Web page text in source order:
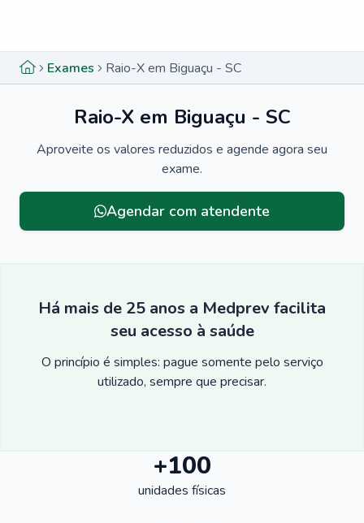
Exames Raio-X em Biguaçu - SC
Raio-X em Biguaçu - SC
Aproveite os valores reduzidos e agende agora seu
exame.
Agendar com atendente
Há mais de 25 anos a Medprev facilita
seu acesso à saúde
O princípio é simples: pague somente pelo serviço
utilizado, sempre que precisar.
+100
unidades físicas